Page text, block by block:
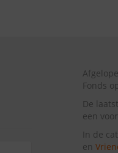
Fonds
De
een
In de
en